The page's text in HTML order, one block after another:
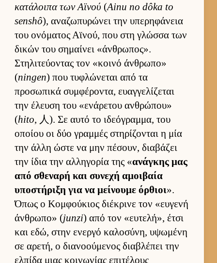
κατάλοιπα των Αϊνού (Ainu no dôka to
senshô), αναζωπυρώνει την υπερηφάνεια
του ονόματος Αϊνού, που στη γλώσσα των
δικών του σημαί­νει «άν­θρωπος».
Στηλιτεύ­οντας τον «κοινό άν­θρωπο»
(ningen) που τυφλώνεται από τα
προσωπικά συμ­φέροντα, ευαγ­γελίζεται
την έλευση του «ενάρετου αν­θρώπου»
(hito, 人). Σε αυτό το ιδεόγραμ­μα, του
οποίου οι δύο γραμ­μές στηρίζονται η μία
την άλλη ώστε να μην πέσουν, δια­βάζει
την ίδια την αλ­ληγορία της «ανάγκης μας
από σθεναρή και συνεχή αμοι­βαία
υποστήριξη για να μεί­νουμε όρ­θιοι».
Όπως ο Κομ­φού­κιος διέκρινε τον «ευ­γενή
άν­θρωπο» (junzi) από τον «ευ­τελή», έτσι
και εδώ, στην ενεργό καλοσύνη, υψωμένη
σε αρετή, ο δια­νοού­μενος δια­βλέπει την
ελ­πίδα μιας κοι­νωνίας επιτέλους